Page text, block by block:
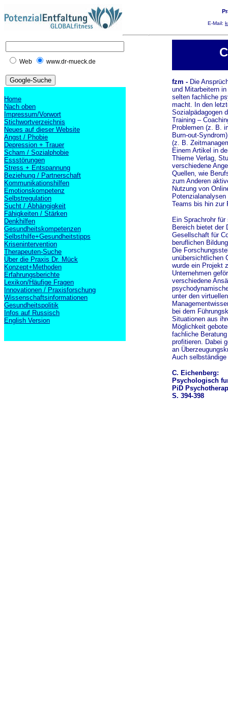
E-Mail:
Web www.dr-mueck.de
Home
Nach oben
Impressum/Vorwort
Stichwortverzeichnis
Neues auf dieser Website
Angst / Phobie
Depression + Trauer
Scham / Sozialphobie
Essstörungen
Stress + Entspannung
Beziehung / Partnerschaft
Kommunikationshilfen
Emotionskompetenz
Selbstregulation
Sucht / Abhängigkeit
Fähigkeiten / Stärken
Denkhilfen
Gesundheitskompetenzen
Selbsthilfe+Gesundheitstipps
Krisenintervention
Therapeuten-Suche
Über die Praxis Dr. Mück
Konzept+Methoden
Erfahrungsberichte
Lexikon/Häufige Fragen
Innovationen / Praxisforschung
Wissenschaftsinformationen
Gesundheitspolitik
Infos auf Russisch
English Version
fzm - Die
und Mitarbeitern
selten fachliche
macht. In den
Sozialpädagogen
Training –
Problemen (z. B.
Burn-out-
(z. B.
Einem Artikel in
Thieme Verlag,
verschiedene
Quellen, wie
zum Anderen
Nutzung von
Teams bis hin zur
Ein Sprachrohr
Bereich bietet der
Gesellschaft für
beruflichen
Die
unübersichtlichen
wurde ein Projekt
Unternehmen
verschiedene
unter den
bei dem
Situationen aus
Möglichkeit
fachliche
profitieren. Dabei
an
Auch
C. Eichenberg:
Psychologisch
PiD
S. 394-398